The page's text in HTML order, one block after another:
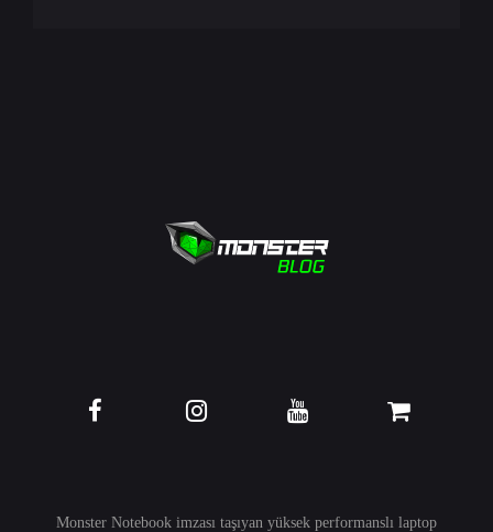
Monster Notebook imzası taşıyan yüksek performanslı laptop